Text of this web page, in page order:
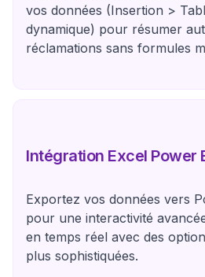
vos données (Insertion >
dynamique) pour résumer
réclamations sans formules
Intégration Excel Power
Exportez vos données vers
pour une interactivité
en temps réel avec des
plus sophistiquées.